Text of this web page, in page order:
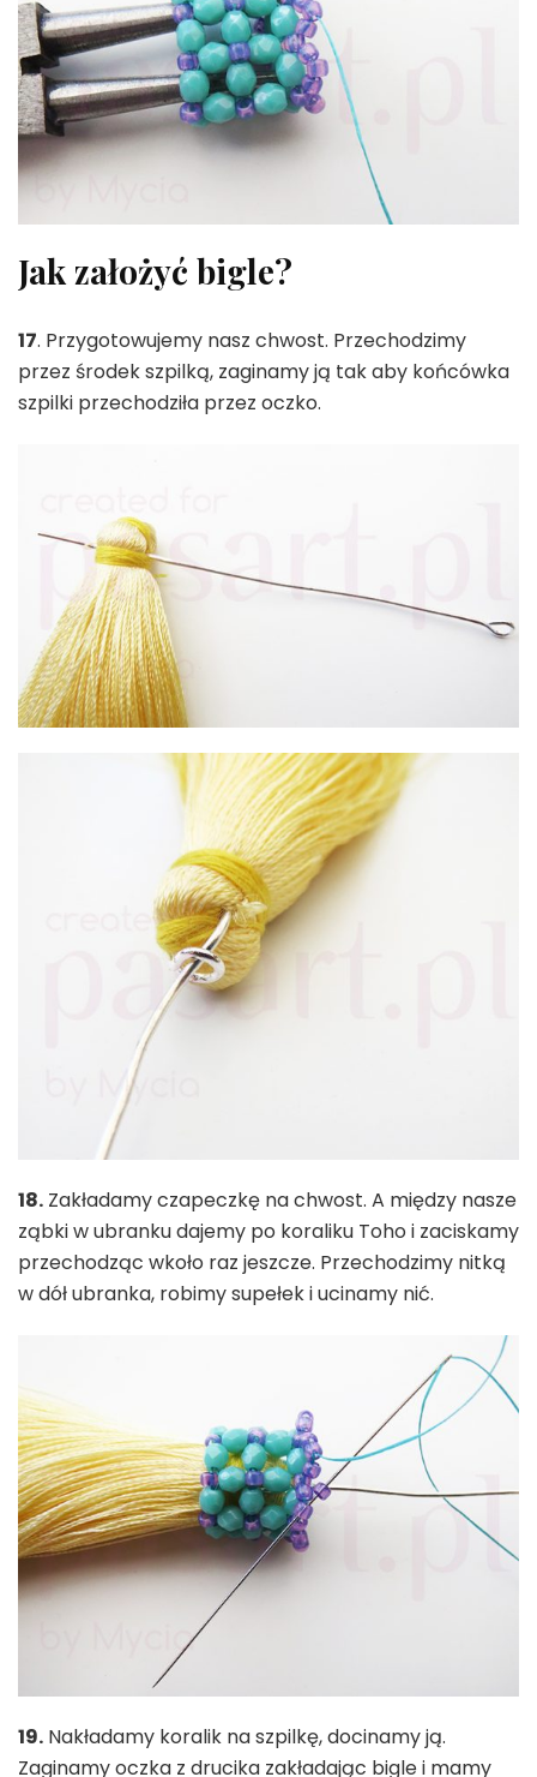
Jak założyć bigle?
17. Przygotowujemy nasz chwost. Przechodzimy
przez środek szpilką, zaginamy ją tak aby końcówka
szpilki przechodziła przez oczko.
18. Zakładamy czapeczkę na chwost. A między nasze
ząbki w ubranku dajemy po koraliku Toho i zaciskamy
przechodząc wkoło raz jeszcze. Przechodzimy nitką
w dół ubranka, robimy supełek i ucinamy nić.
19. Nakładamy koralik na szpilkę, docinamy ją.
Zaginamy oczka z drucika zakładając bigle i mamy